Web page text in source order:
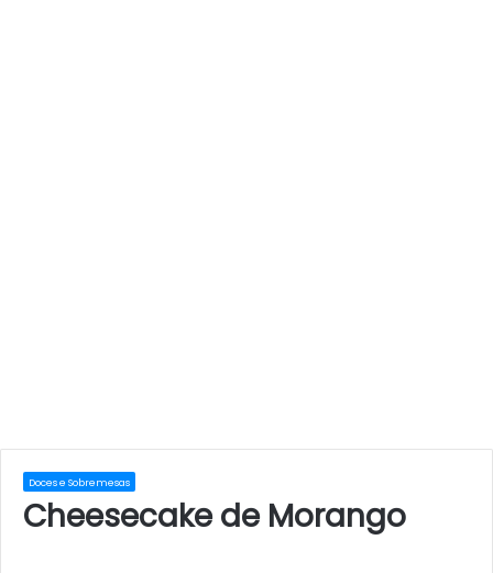
Doces e Sobremesas
Cheesecake de Morango